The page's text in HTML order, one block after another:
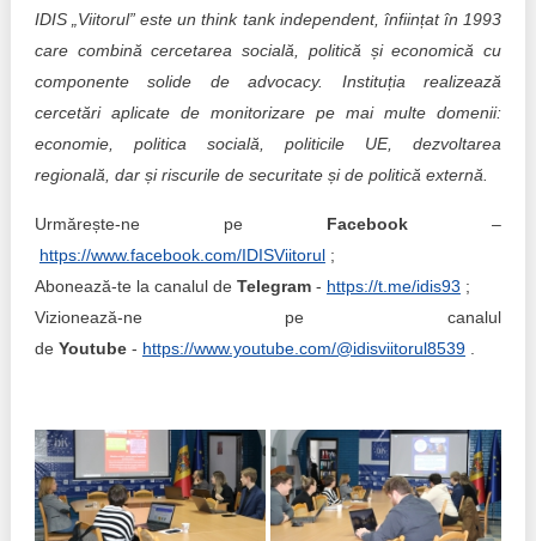
IDIS „Viitorul” este un think tank independent, înființat în 1993
care combină cercetarea socială, politică și economică cu
componente solide de advocacy. Instituția realizează
cercetări aplicate de monitorizare pe mai multe domenii:
economie, politica socială, politicile UE, dezvoltarea
regională, dar și riscurile de securitate și de politică externă.
Urmărește-ne pe Facebook –
https://www.facebook.com/IDISViitorul;
Abonează-te la canalul de Telegram- https://t.me/idis93 ;
Vizionează-ne pe canalul
de Youtube- https://www.youtube.com/@idisviitorul8539.